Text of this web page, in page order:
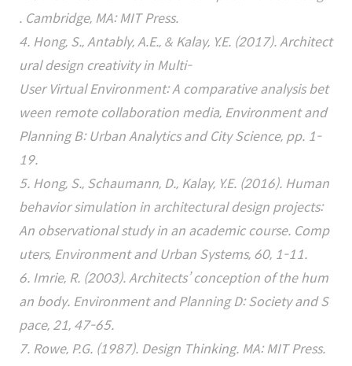
. Cambridge, MA: MIT Press.
4. Hong, S., Antably, A.E., & Kalay, Y.E. (2017). Architect
ural design creativity in Multi-
User Virtual Environment: A comparative analysis bet
ween remote collaboration media, Environment and
Planning B: Urban Analytics and City Science, pp. 1-
19.
5. Hong, S., Schaumann, D., Kalay, Y.E. (2016). Human
behavior simulation in architectural design projects:
An observational study in an academic course. Comp
uters, Environment and Urban Systems, 60, 1-11.
6. Imrie, R. (2003). Architects’ conception of the hum
an body. Environment and Planning D: Society and S
pace, 21, 47-65.
7. Rowe, P.G. (1987). Design Thinking. MA: MIT Press.